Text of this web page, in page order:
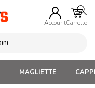
AccountCarrello
MAGLIETTE